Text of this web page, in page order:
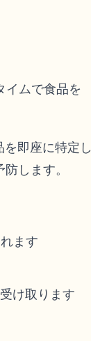
イムで食品を
即座に特定し
します。
ます
け取ります